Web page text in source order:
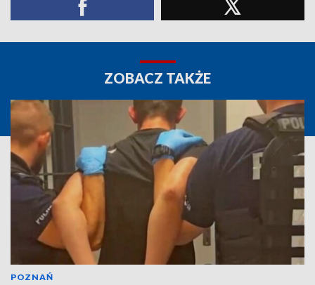
ZOBACZ TAKŻE
POZNAŃ